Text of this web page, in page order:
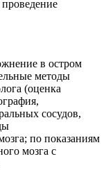
в остром
методы
(оценка
сосудов,
по показаниям
мозга с